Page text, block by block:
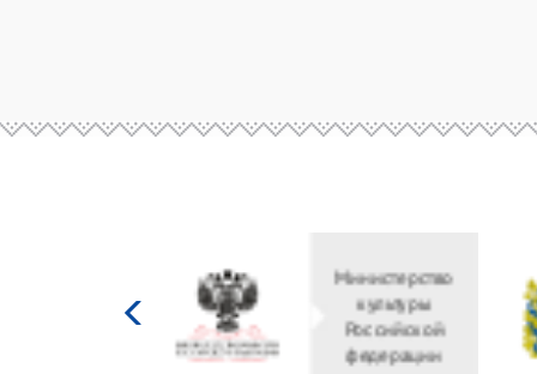
Министерство
культуры
Российской
федерации